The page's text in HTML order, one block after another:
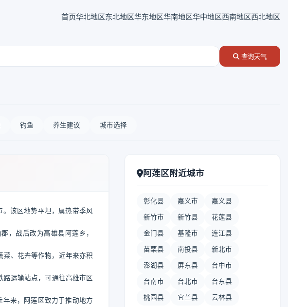
首页华北地区东北地区华东地区华南地区华中地区西南地区西北地区
查询天气
钓鱼 养生建议 城市选择
该区地势平坦，属热带季风
，战后改为高雄县阿莲乡，
、花卉等作物，近年来亦积
路运输站点，可通往高雄市区
来，阿莲区致力于推动地方
阿莲区附近城市
彰化县 嘉义市 嘉义县
新竹市 新竹县 花莲县
金门县 基隆市 连江县
苗栗县 南投县 新北市
澎湖县 屏东县 台中市
台南市 台北市 台东县
桃园县 宜兰县 云林县